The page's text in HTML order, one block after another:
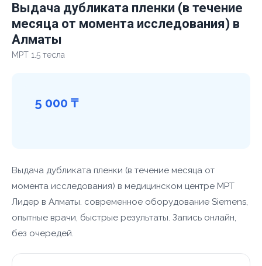
Выдача дубликата пленки (в течение
месяца от момента исследования) в
Алматы
МРТ 1.5 тесла
5 000 ₸
Выдача дубликата пленки (в течение месяца от
момента исследования) в медицинском центре МРТ
Лидер в Алматы. современное оборудование Siemens,
опытные врачи, быстрые результаты. Запись онлайн,
без очередей.